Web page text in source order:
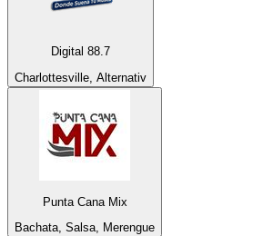
Digital 88.7
Charlottesville, Alternativ
Punta Cana Mix
Bachata, Salsa, Merengue